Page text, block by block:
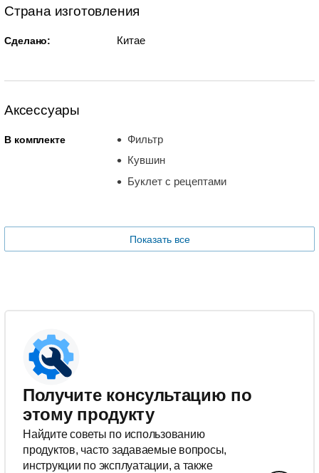
Страна изготовления
Сделано: Китае
Аксессуары
В комплекте
Фильтр
Кувшин
Буклет с рецептами
Показать все
Получите консультацию по
этому продукту
Найдите советы по использованию
продуктов, часто задаваемые вопросы,
инструкции по эксплуатации, а также